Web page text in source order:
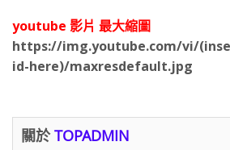
youtube 影片 最大縮圖
https://img.youtube.com/vi/
id-here)/maxresdefault.jpg
關於 TOPADMIN